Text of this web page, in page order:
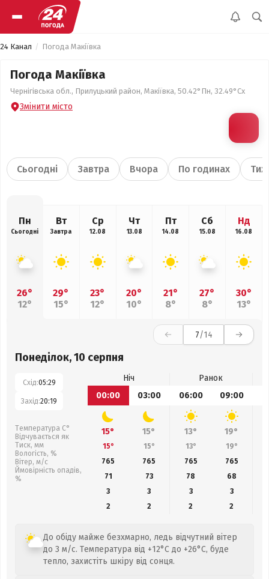
24 Канал Погода Макіївка
Погода Макіївка
Чернігівська обл., Прилуцький район, Макіївка, 50.42°Пн, 32.49°Сх
Змінити місто
Сьогодні Завтра Вчора По годинах
Пн
Сьогодні
26°
12°
Вт
Завтра
29°
15°
Ср
12.08
23°
12°
Чт
13.08
20°
10°
Пт
14.08
21°
8°
Сб
15.08
27°
8°
Нд
16.08
30°
13°
7/14
Понеділок, 10 серпня
Схід:05:29
Захід:20:19
Температура С°
Відчувається як
Тиск, мм
Вологість, %
Вітер, м/с
Ймовірність опадів,
%
Ніч
Ранок
00:00
03:00 06:00 09:00
15° 15° 13° 19°
15° 15° 13° 19°
765
765 765 765
71
73 78 68
3
3 3
3
2
2 2 2
До обіду майже безхмарно, ледь відчутний вітер
до 3 м/с. Температура від +12°C до +26°C, буде
тепло, захистіть шкіру від сонця.